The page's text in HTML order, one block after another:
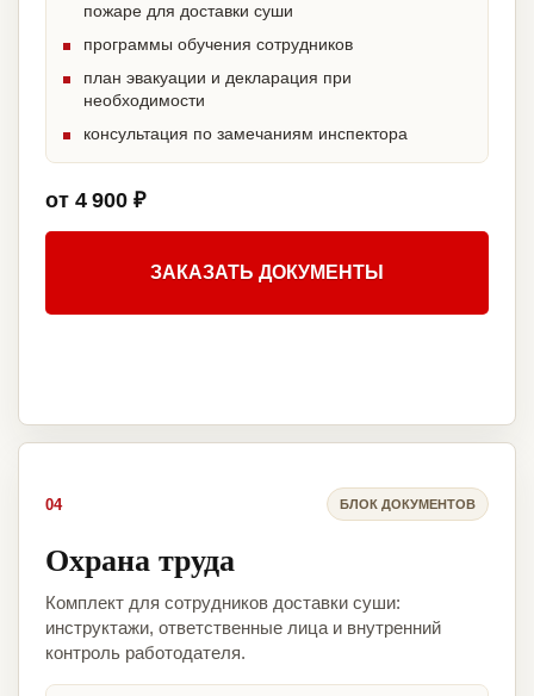
пожаре для доставки суши
программы обучения сотрудников
план эвакуации и декларация при
необходимости
консультация по замечаниям инспектора
от 4 900 ₽
ЗАКАЗАТЬ ДОКУМЕНТЫ
04 БЛОК ДОКУМЕНТОВ
Охрана труда
Комплект для сотрудников доставки суши:
инструктажи, ответственные лица и внутренний
контроль работодателя.